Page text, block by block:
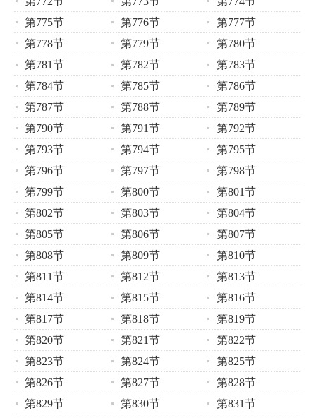
第775节
第776节
第777节
第778节
第779节
第780节
第781节
第782节
第783节
第784节
第785节
第786节
第787节
第788节
第789节
第790节
第791节
第792节
第793节
第794节
第795节
第796节
第797节
第798节
第799节
第800节
第801节
第802节
第803节
第804节
第805节
第806节
第807节
第808节
第809节
第810节
第811节
第812节
第813节
第814节
第815节
第816节
第817节
第818节
第819节
第820节
第821节
第822节
第823节
第824节
第825节
第826节
第827节
第828节
第829节
第830节
第831节